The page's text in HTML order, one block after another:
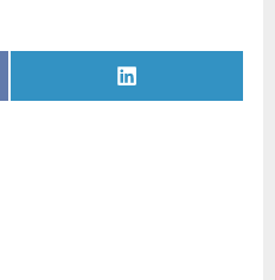
Dela
på
LinkedIn